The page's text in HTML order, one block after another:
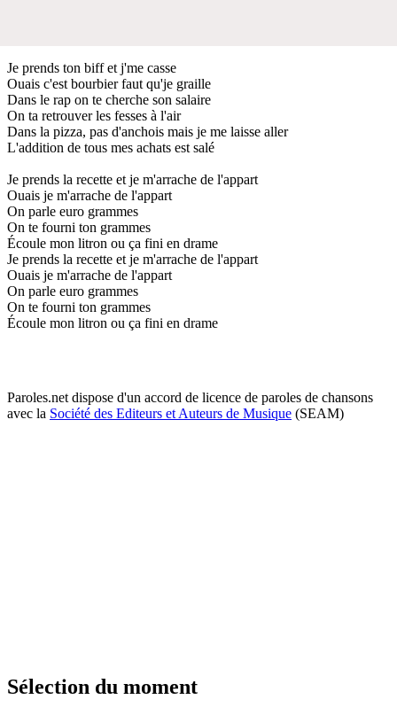
Je prends ton biff et j'me casse
Ouais c'est bourbier faut qu'je graille
Dans le rap on te cherche son salaire
On ta retrouver les fesses à l'air
Dans la pizza, pas d'anchois mais je me laisse aller
L'addition de tous mes achats est salé
Je prends la recette et je m'arrache de l'appart
Ouais je m'arrache de l'appart
On parle euro grammes
On te fourni ton grammes
Écoule mon litron ou ça fini en drame
Je prends la recette et je m'arrache de l'appart
Ouais je m'arrache de l'appart
On parle euro grammes
On te fourni ton grammes
Écoule mon litron ou ça fini en drame
Paroles.net dispose d'un accord de licence de paroles de chansons
avec la Société des Editeurs et Auteurs de Musique (SEAM)
Sélection du moment